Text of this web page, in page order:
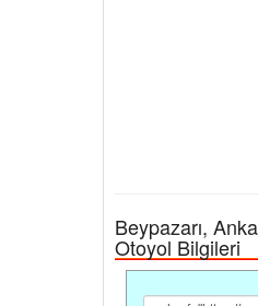
Beypazarı,
Otoyol Bilgileri